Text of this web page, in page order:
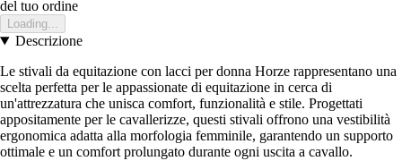
del tuo ordine
Loading...
Descrizione
Le stivali da equitazione con lacci per donna Horze rappresentano una
scelta perfetta per le appassionate di equitazione in cerca di
un'attrezzatura che unisca comfort, funzionalità e stile. Progettati
appositamente per le cavallerizze, questi stivali offrono una vestibilità
ergonomica adatta alla morfologia femminile, garantendo un supporto
ottimale e un comfort prolungato durante ogni uscita a cavallo.